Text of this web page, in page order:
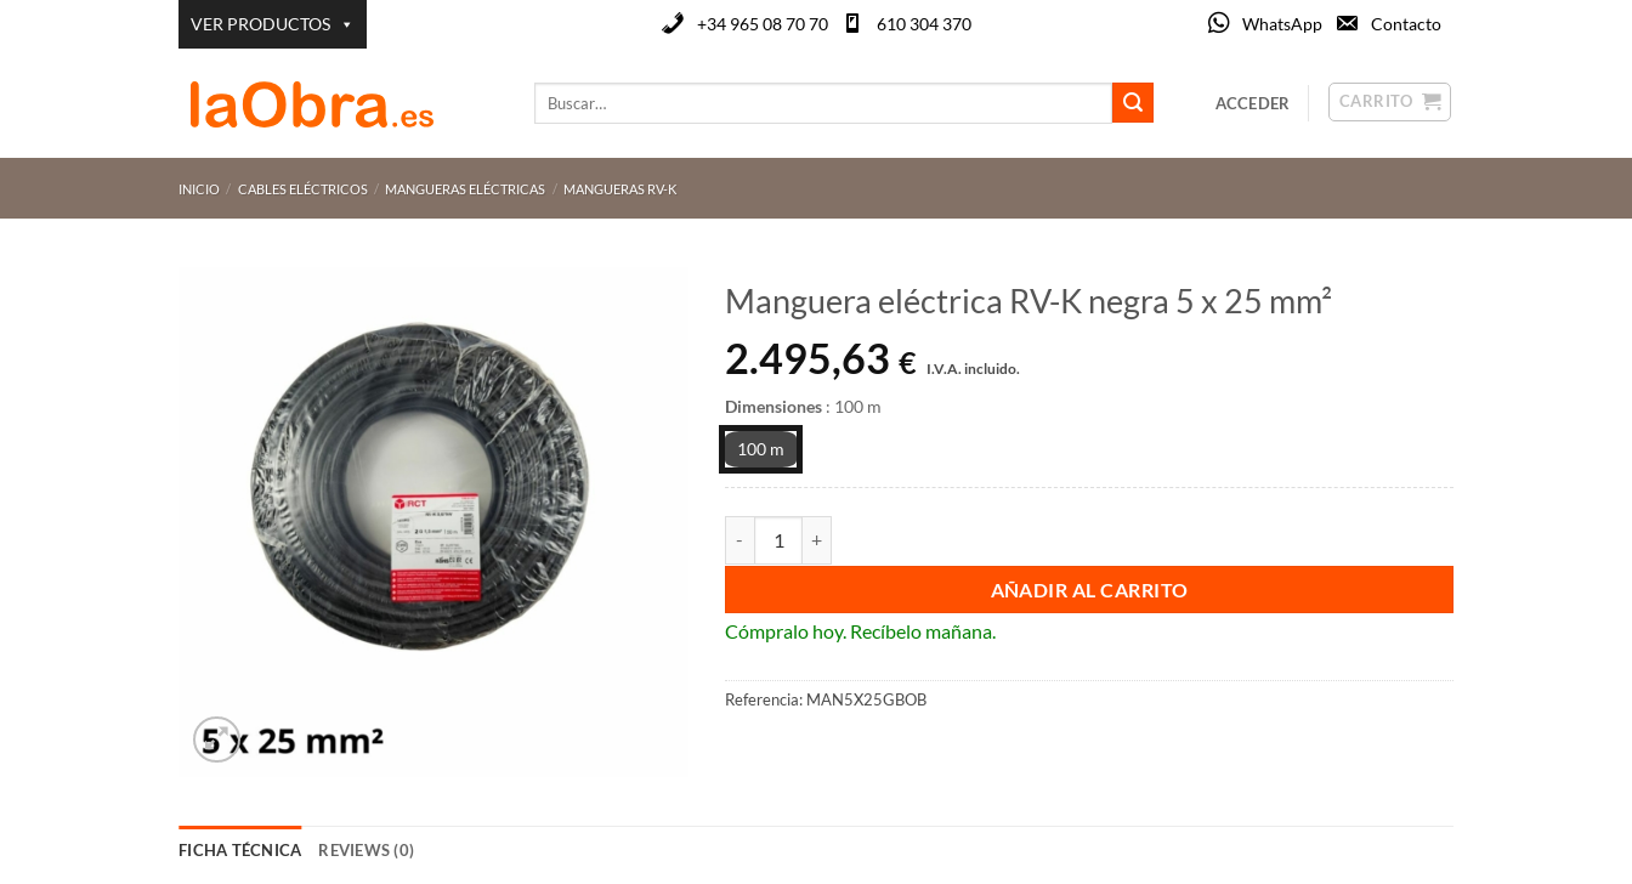
VER PRODUCTOS +34 965 08 70 70 610 304 370 WhatsApp Contacto
Buscar
ACCEDER CARRITO
INICIO / CABLES ELÉCTRICOS / MANGUERAS ELÉCTRICAS / MANGUERAS RV-K
Manguera eléctrica RV-K negra 5 x 25 mm²
2.495,63 € I.V.A. incluido.
Dimensiones : 100 m
100 m
AÑADIR AL CARRITO
Cómpralo hoy. Recíbelo mañana.
Referencia: MAN5X25GBOB
FICHA TÉCNICA REVIEWS (0)